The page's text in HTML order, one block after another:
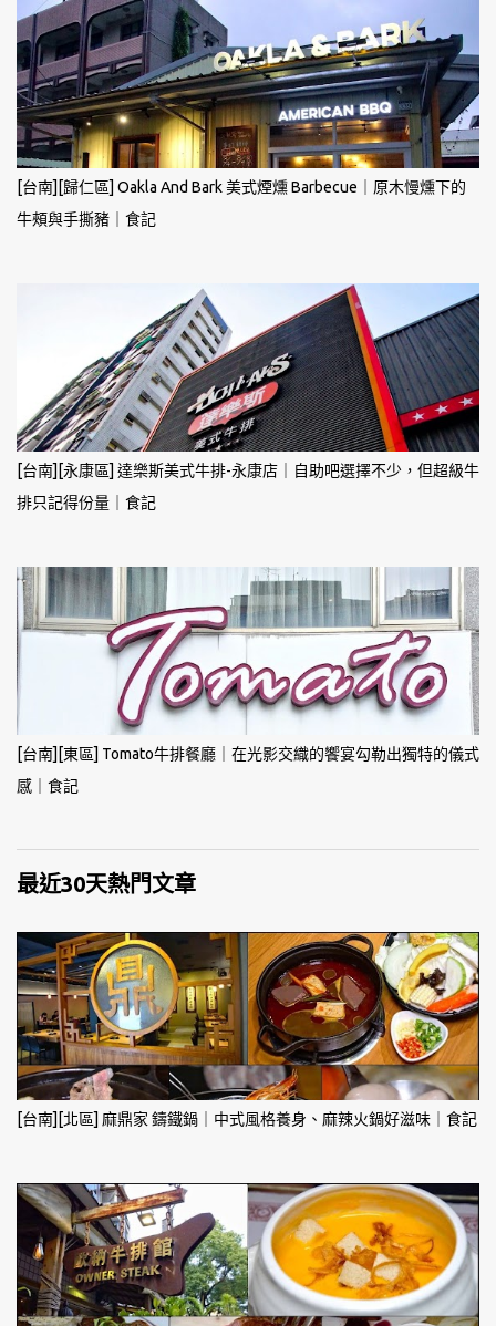
[台南][歸仁區] Oakla And Bark 美式煙燻 Barbecue｜原木慢燻下的
牛頰與手撕豬｜食記
[台南][永康區] 達樂斯美式牛排-永康店｜自助吧選擇不少，但超級牛
排只記得份量｜食記
[台南][東區] Tomato牛排餐廳｜在光影交織的饗宴勾勒出獨特的儀式
感｜食記
最近30天熱門文章
[台南][北區] 麻鼎家 鑄鐵鍋｜中式風格養身、麻辣火鍋好滋味｜食記